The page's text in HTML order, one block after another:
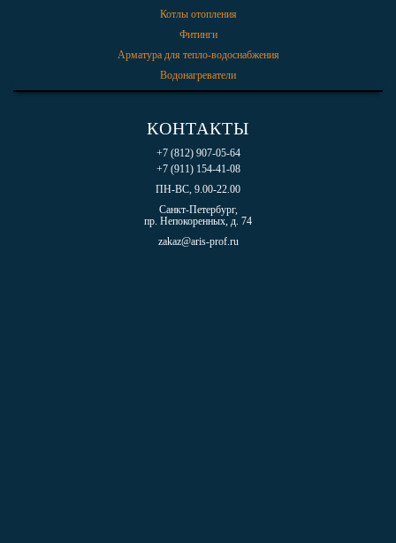
Котлы отопления
Фитинги
Арматура для тепло-водоснабжения
Водонагреватели
КОНТАКТЫ
+7 (812) 907-05-64
+7 (911) 154-41-08
ПН-ВС, 9.00-22.00
Санкт-Петербург,
пр. Непокоренных, д. 74
zakaz@aris-prof.ru